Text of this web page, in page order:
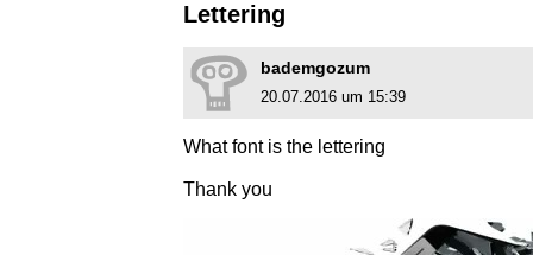
Lettering
bademgozum
20.07.2016 um 15:39
What font is the lettering
Thank you